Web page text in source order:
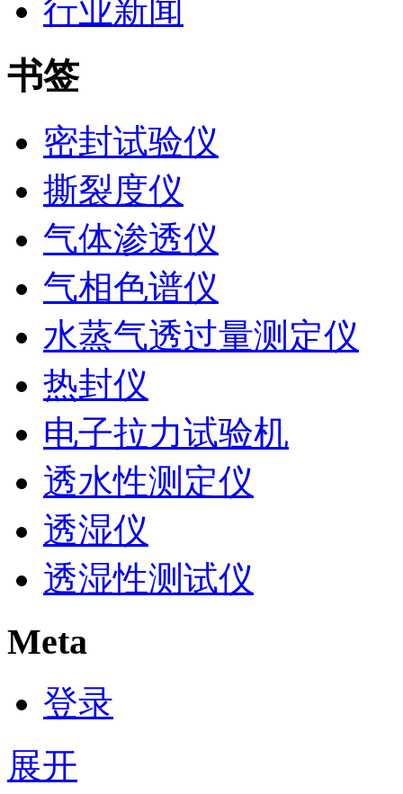
行业新闻
书签
密封试验仪
撕裂度仪
气体渗透仪
气相色谱仪
水蒸气透过量测定仪
热封仪
电子拉力试验机
透水性测定仪
透湿仪
透湿性测试仪
Meta
登录
展开